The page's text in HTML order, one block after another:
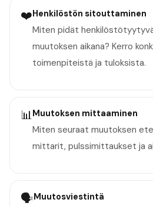
❤️Henkilöstön sitouttaminen
Miten pidät
muutoksen aikana? Kerro
toimenpiteistä ja tuloksista.
📊Muutoksen mittaaminen
Miten seuraat muutoksen
mittarit, pulssimittaukset ja
🗣️Muutosviestintä